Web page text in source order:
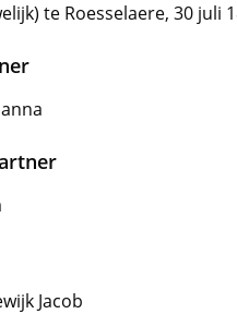
te Roesselaere, 30 juli
Jacob